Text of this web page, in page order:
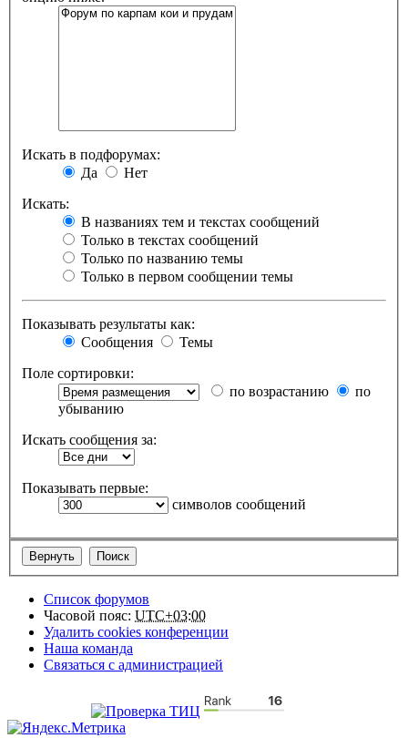
Искать в подфорумах:
Да
Нет
Искать:
В названиях тем и текстах сообщений
Только в текстах сообщений
Только по названию темы
Только в первом сообщении темы
Показывать результаты как:
Сообщения
Темы
Поле сортировки:
по возрастанию
по
убыванию
Искать сообщения за:
Показывать первые:
символов сообщений
Список форумов
Часовой пояс: UTC+03:00
Удалить cookies конференции
Наша команда
Связаться с администрацией